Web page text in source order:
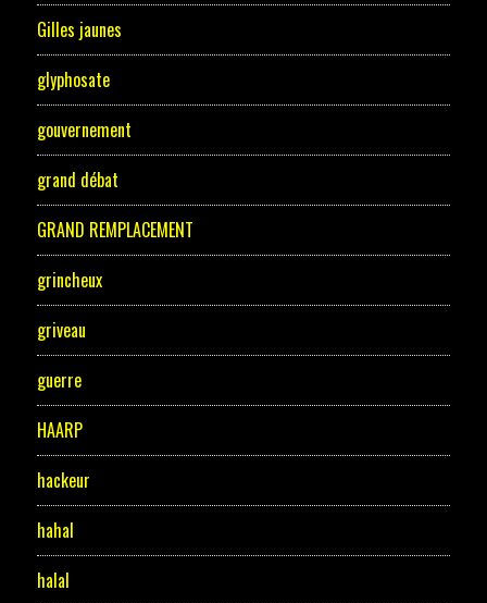
Gilles jaunes
glyphosate
gouvernement
grand débat
GRAND REMPLACEMENT
grincheux
griveau
guerre
HAARP
hackeur
hahal
halal